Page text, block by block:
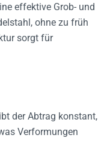
effektive Grob- und
ohne zu früh
sorgt für
der Abtrag konstant,
Verformungen